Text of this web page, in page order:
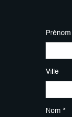
Prénom
Ville
Nom *